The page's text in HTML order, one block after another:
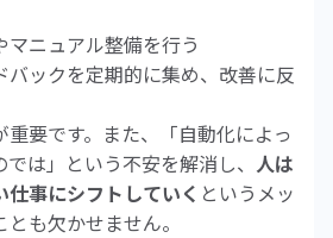
ニュアル整備を行う
バックを定期的に集め、改善に反
重要です。また、「自動化によっ
は」という不安を解消し、 人は
事にシフトしていく というメッ
も欠かせません。